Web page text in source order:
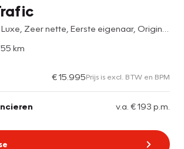
km
€ 15.995Prijs is excl. BTW en BPM
v.a. € 193 p.m.